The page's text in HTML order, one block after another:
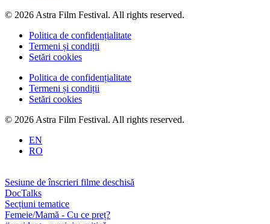
© 2026 Astra Film Festival. All rights reserved.
Politica de confidențialitate
Termeni și condiții
Setări cookies
Politica de confidențialitate
Termeni și condiții
Setări cookies
© 2026 Astra Film Festival. All rights reserved.
EN
RO
Sesiune de înscrieri filme deschisă
DocTalks
Secțiuni tematice
Femeie/Mamă - Cu ce preț?